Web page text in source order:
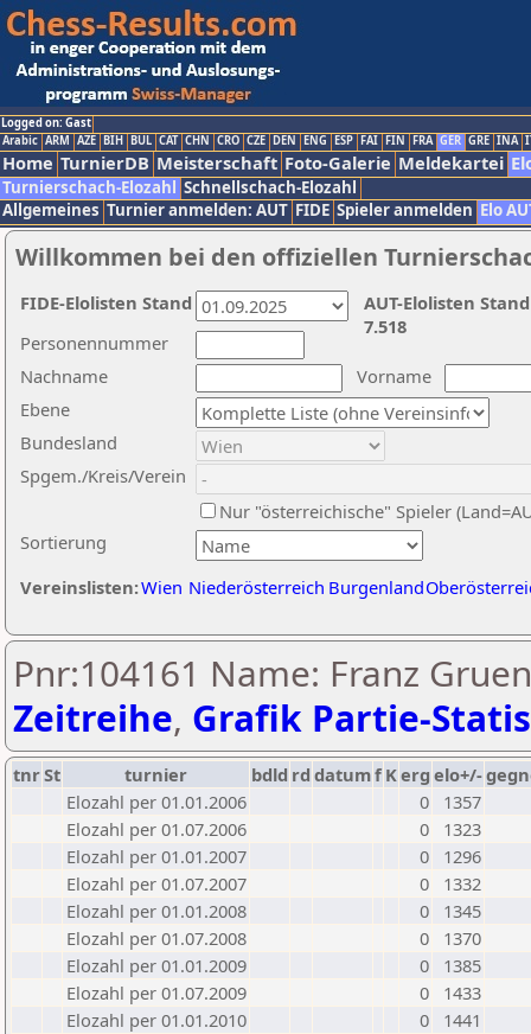
Logged on: Gast
Arabic ARM AZE BIH BUL CAT CHN CRO CZE DEN ENG ESP FAI FIN FRA GER GRE INA
Home TurnierDB Meisterschaft Foto-Galerie Meldekartei
Turnierschach-Elozahl Schnellschach-Elozahl
Allgemeines Turnier anmelden: AUT FIDE Spieler anmelden Elo
Willkommen bei den offiziellen
Nachname
Vorname
Ebene
Sortierung
Personennummer
Bundesland
Spgem./Kreis/Verein
Nur "österreichische" Spieler
Vereinslisten:Wien Niederösterreich Burgenland
AUT-Elolisten
7.518
FIDE-Elolisten Stand
Pnr:104161 Name: Franz
Zeitreihe, Grafik Partie-
tnrSt turnier bdld rd datumf Kerg elo+/-
Elozahl per 01.01.2006
0
1357
Elozahl per 01.07.2006
0
1323
Elozahl per 01.01.2007
0
1296
Elozahl per 01.07.2007
0
1332
Elozahl per 01.01.2008
0
1345
Elozahl per 01.07.2008
0
1370
Elozahl per 01.01.2009
0
1385
Elozahl per 01.07.2009
0
1433
Elozahl per 01.01.2010
0
1441